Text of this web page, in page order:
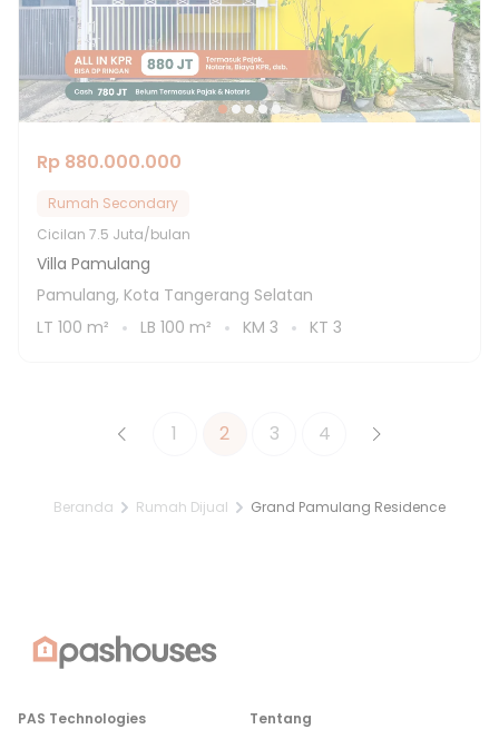
Rp 880.000.000
Rumah Secondary
Cicilan 7.5 Juta/bulan
Villa Pamulang
Pamulang, Kota Tangerang Selatan
LT 100 m² LB 100 m² KM 3 KT 3
1 2 3 4
Beranda Rumah Dijual Grand Pamulang Residence
PAS Technologies
Tentang